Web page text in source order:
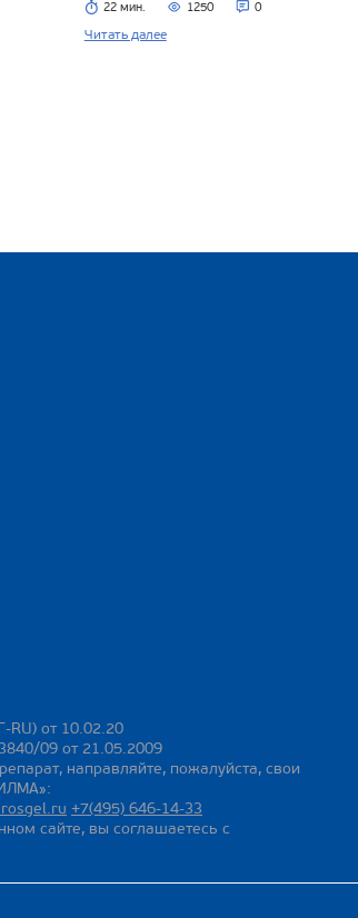
22 мин. 1250 0
Читать далее
RU) от 10.02.20
09 от 21.05.2009
направляйте, пожалуйста, свои
+7(495) 646-14-33
сайте, вы соглашаетесь с